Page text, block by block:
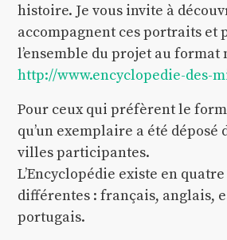
histoire. Je vous invite à
accompagnent ces portraits et
l’ensemble du projet au
http://www.encyclopedie-des-
Pour ceux qui préfèrent le
qu’un exemplaire a été déposé
villes participantes.
L’Encyclopédie existe en
différentes : français, anglais,
portugais.